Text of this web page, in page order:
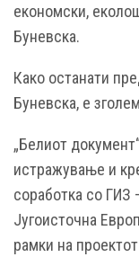
економски,
Буневска.
Како останати
Буневска, е
„Белиот
истражување и
соработка со ГИЗ
Југоисточна
рамки на